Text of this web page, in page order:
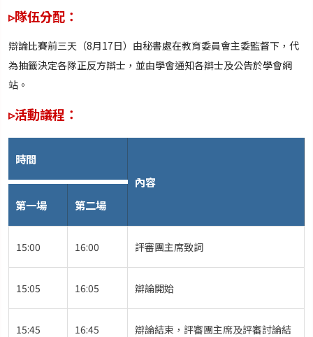
▹隊伍分配：
辯論比賽前三天（8月17日）由秘書處在教育委員會主委監督下，代
為抽籤決定各隊正反方辯士，並由學會通知各辯士及公告於學會網
站。
▹活動議程：
時間
內容
第一場
第二場
15:00 16:00 評審團主席致詞
15:05 16:05 辯論開始
15:45 16:45
辯論結束，評審團主席及評審討論結